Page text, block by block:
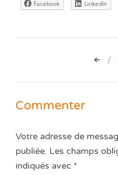
Facebook LinkedIn
Navigation
de
l’article
Commenter
Votre adresse de
publiée. Les champs
indiqués avec *